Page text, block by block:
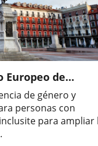
Europeo de
las personas,
de género y
personas con
para ampliar